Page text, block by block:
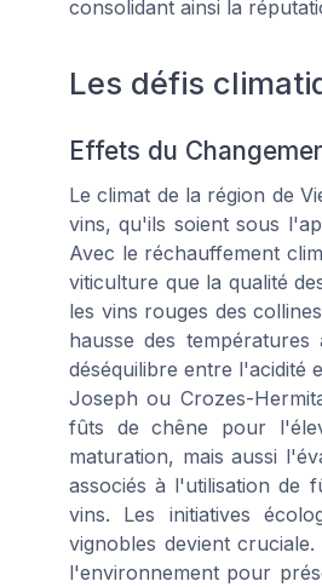
consolidant ainsi la
Les défis
Effets du
Le climat de la région de
vins, qu'ils soient sous
Avec le réchauffement
viticulture que la qualité
les vins rouges des
hausse des
déséquilibre entre l'acidité
Joseph ou Crozes-
fûts de chêne pour
maturation, mais aussi
associés à l'utilisation de
vins. Les initiatives
vignobles devient
l'environnement pour